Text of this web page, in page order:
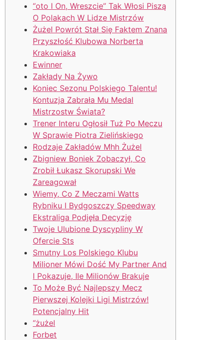
“oto I On, Wreszcie” Tak Włosi Piszą
O Polakach W Lidze Mistrzów
Żużel Powrót Stał Się Faktem Znana
Przyszłość Klubowa Norberta
Krakowiaka
Ewinner
Zakłady Na Żywo
Koniec Sezonu Polskiego Talentu!
Kontuzja Zabrała Mu Medal
Mistrzostw Świata?
Trener Interu Ogłosił Tuż Po Meczu
W Sprawie Piotra Zielińskiego
Rodzaje Zakładów Mhh Żużel
Zbigniew Boniek Zobaczył, Co
Zrobił Łukasz Skorupski We
Zareagował
Wiemy, Co Z Meczami Watts
Rybniku I Bydgoszczy Speedway
Ekstraliga Podjęła Decyzję
Twoje Ulubione Dyscypliny W
Ofercie Sts
Smutny Los Polskiego Klubu
Milioner Mówi Dość My Partner And
I Pokazuje, Ile Milionów Brakuje
To Może Być Najlepszy Mecz
Pierwszej Kolejki Ligi Mistrzów!
Potencjalny Hit
“żużel
Forbet